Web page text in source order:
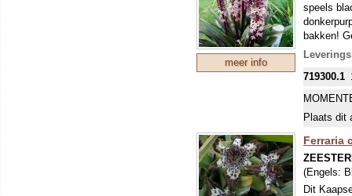
meer info
speels
bakken!
cm.
719300.1
Plaats dit
Ferraria
(Engels:
Dit